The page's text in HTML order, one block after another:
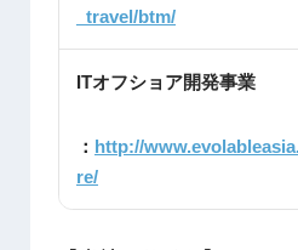
_travel/btm/
ITオフショア開発事業
： http://
re/